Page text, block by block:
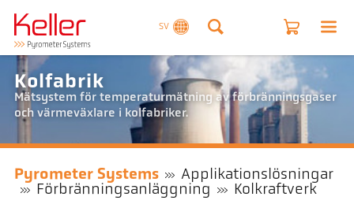
SV
Kolfabrik
Mätsystem för temperaturmätning av förbränningsgaser
och värmeväxlare i kolfabriker.
Pyrometer Systems
Applikationslösningar
Förbränningsanläggning
Kolkraftverk